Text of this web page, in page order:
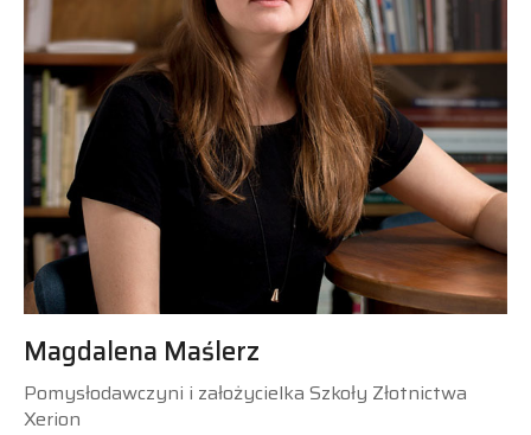
Magdalena Maślerz
Pomysłodawczyni i założycielka Szkoły Złotnictwa
Xerion